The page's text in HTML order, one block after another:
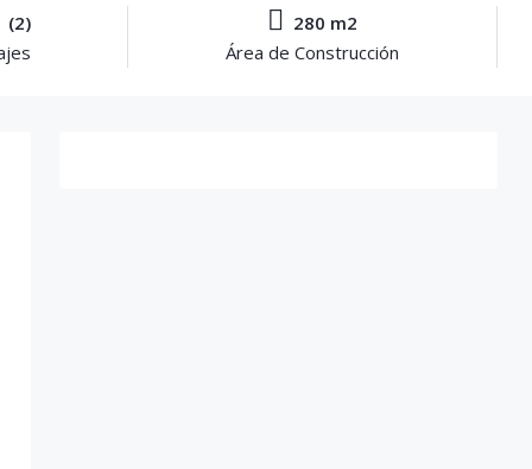
(2)
280 m2
Área de Construcción